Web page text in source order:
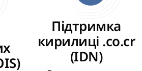
Підтримка
кирилиці .co.cr
(IDN)